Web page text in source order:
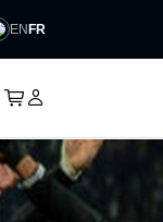
ENFR
Cart
􀍩 Se connecter
􀉩